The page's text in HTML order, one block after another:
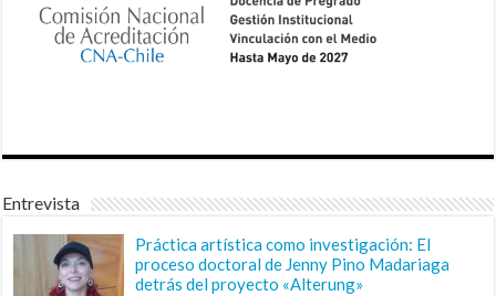
Entrevista
Práctica artística como investigación: El
proceso doctoral de Jenny Pino Madariaga
detrás del proyecto «Alterung»